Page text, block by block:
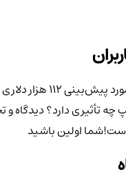
پیش‌بینی ۱۱۲
تأثیری دارد؟دیدگاه و
شما اولین باشید